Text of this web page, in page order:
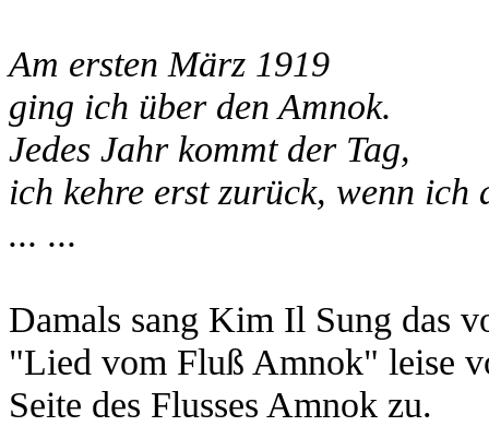
Am ersten März 1919
ging ich über den Amnok.
Jedes Jahr kommt der Tag,
ich kehre erst zurück, wenn ich
... ...
Damals sang Kim Il Sung das
"Lied vom Fluß Amnok" leise
Seite des Flusses Amnok zu.